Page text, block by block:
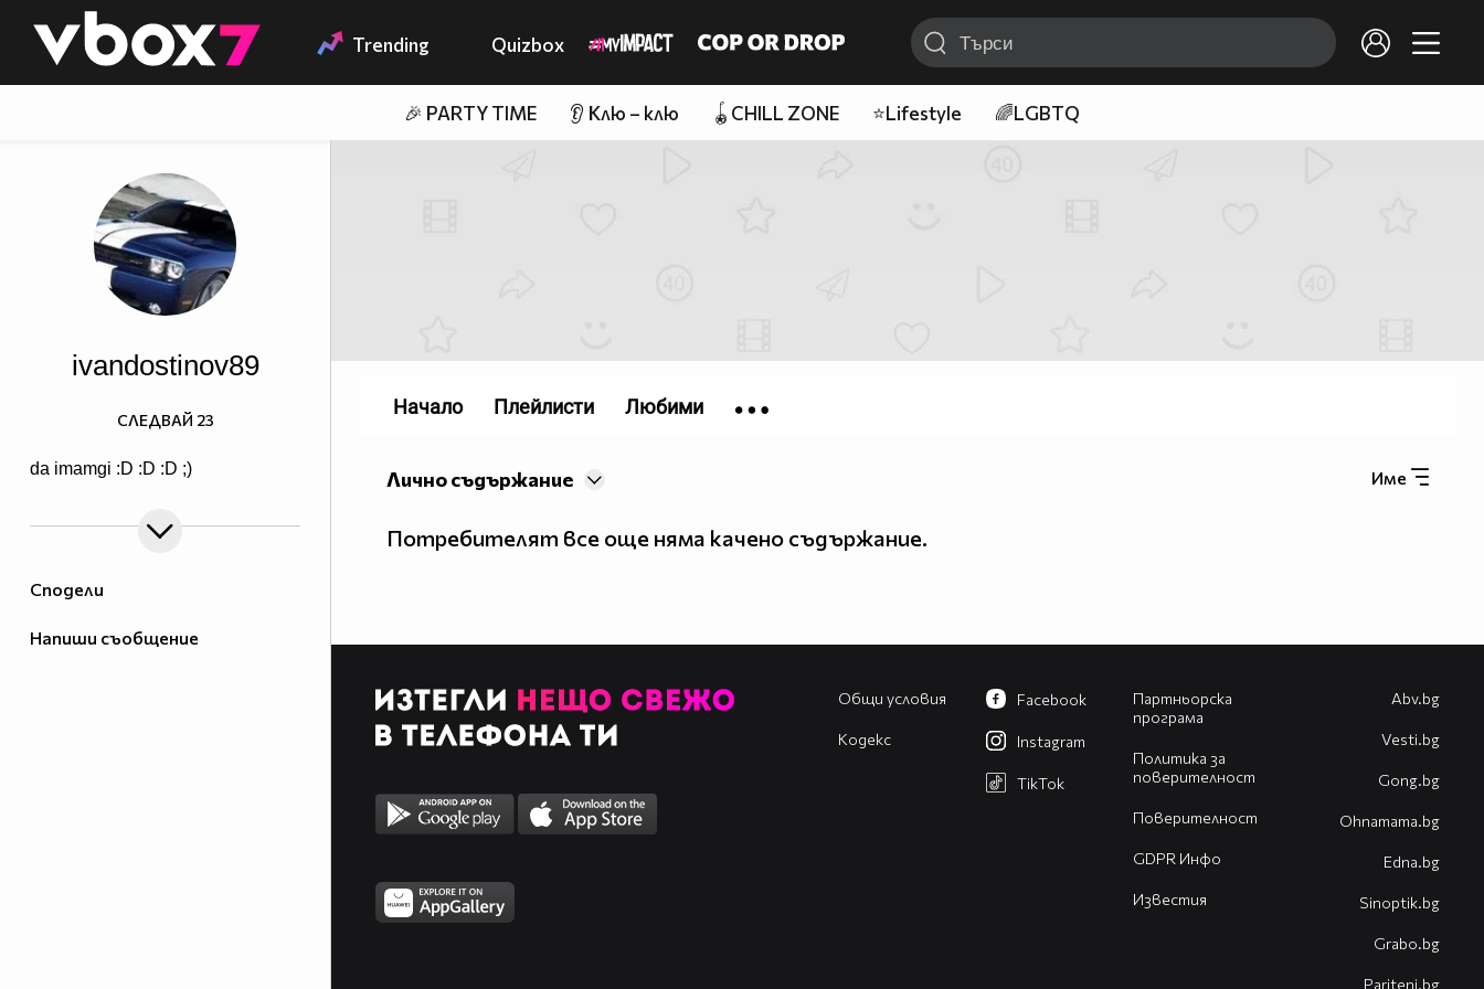
👾 Trending Quizbox
🎉 PARTY TIME 👂 Клю – клю 🪀CHILL ZONE ⭐Lifestyle 🌈LGBTQ
Сподели
Напиши съобщение
ivandostinov89
da imamgi :D :D :D ;)
СЛЕДВАЙ 23
Име
Лично съдържание
Потребителят все още няма качено съдържание.
Начало Плейлисти Любими
Общи условия
Кодекс
Партньорска
програма
Политика за
поверителност
Поверителност
GDPR Инфо
Известия
Facebook
Instagram
TikTok
Abv.bg
Vesti.bg
Gong.bg
Оhnamama.bg
Edna.bg
Sinoptik.bg
Grabo.bg
Pariteni.bg